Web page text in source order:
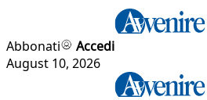
Abbonati
Accedi
August 10, 2026